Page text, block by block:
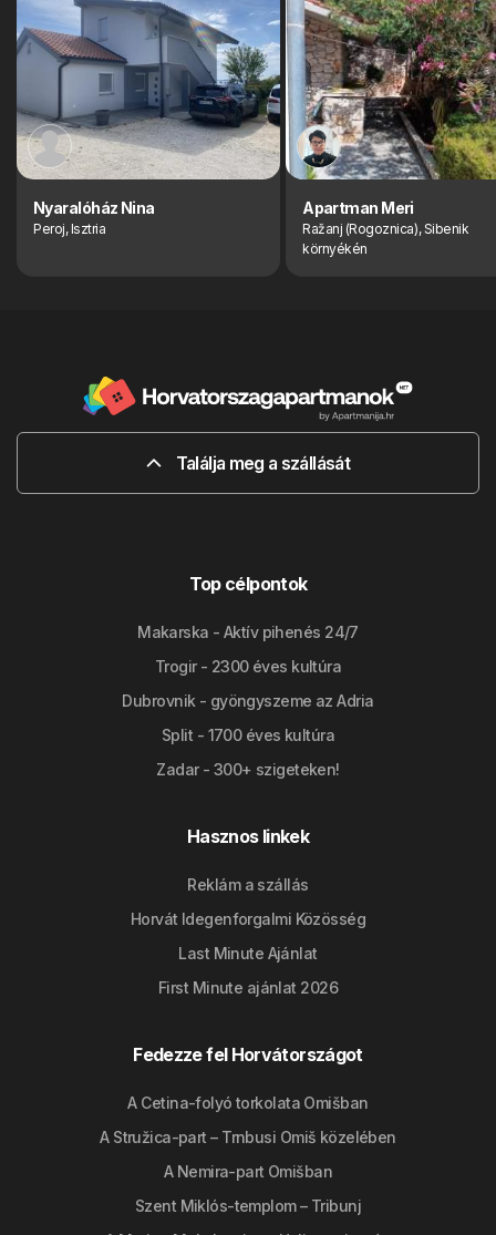
Nyaralóház Nina
Peroj, Isztria
Apartman Meri
Ražanj (Rogoznica), Sibenik
környékén
Találja meg a szállását
Top célpontok
Makarska - Aktív pihenés 24/7
Trogir - 2300 éves kultúra
Dubrovnik - gyöngyszeme az Adria
Split - 1700 éves kultúra
Zadar - 300+ szigeteken!
Hasznos linkek
Reklám a szállás
Horvát Idegenforgalmi Közösség
Last Minute Ajánlat
First Minute ajánlat 2026
Fedezze fel Horvátországot
A Cetina-folyó torkolata Omišban
A Stružica-part – Trnbusi Omiš közelében
A Nemira-part Omišban
Szent Miklós-templom – Tribunj